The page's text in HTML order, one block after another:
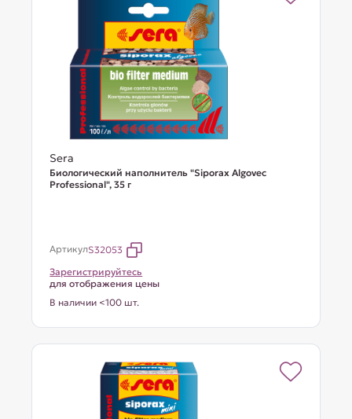
Sera
Биологический наполнитель "Siporax Algovec
Professional", 35 г
АртикулS32053
Зарегистрируйтесь
для отображения цены
В наличии <100 шт.